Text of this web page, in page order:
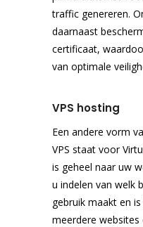
traffic genereren.
daarnaast
certificaat,
van optimale
VPS hosting
Een andere vorm
VPS staat voor
is geheel naar uw
u indelen van welk
gebruik maakt en
meerdere